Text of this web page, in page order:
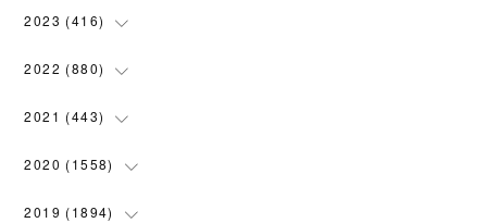
( 110
( 119
( 100
(74)
( 4 )
(5 )
(5)
( 7 )
( 6 )
2023 (416)
(28)
( 58)
( 45)
( 69 )
2022 (880)
(31)
(64)
(76 )
2021 (443)
(54)
(91)
2020 (1558)
(107)
2019 (1894)